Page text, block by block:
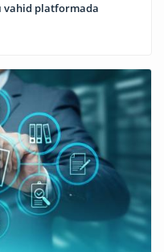
vahid platformada